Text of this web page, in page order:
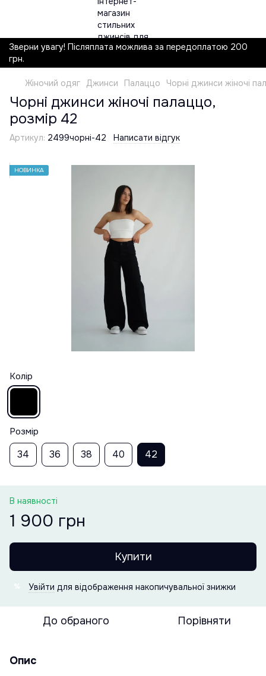
Зверни увагу! Післяплата можлива за передоплатою 200
грн.
Жіночий одяг Джинси Палаццо Чорні джинси жіночі
Чорні джинси жіночі палаццо,
розмір 42
Артикул: 2499чорні-42 Написати відгук
НОВИНКА
Колір
Розмір
34 36 38 40 42
В наявності
1 900 грн
Купити
Увійти для відображення накопичувальної знижки
До обраного Порівняти
Опис